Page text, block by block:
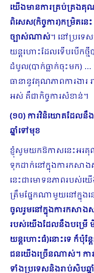
យើងមានការគ្រប់គ្រង
ពិសេស(កិច្ចការ)កម្រិតនេ
ច្បាស់ណាស់។ នៅប្រទេ
យន្តហោះដែលទើបបើកថ្
ដំបូល(បាក់ធ្លាក់ចុះមក) …
ធានានូវគុណភាពការងារ
អស់ គឺជាកិច្ចការសំខាន់។
(១០) ការវិនិយោគដែល
ឆ្នាំទៅមុខ
ខ្ញុំសូមយកឱកាសនេះអរ
ទុកដាក់នៅក្នុងការកសា
នេះជាមោទនភាពរបស់យើ
ត្រឹមផ្នែកណាមួយនៅក្នុងន
ចូលរួមនៅក្នុងការកសាងស
របស់យើងដែលនឹងបម្រើ
យន្តហោះធំ)នោះទេ ក៏ប៉ុន្
ជនយើងច្រើនណាស់។ កា
ទាំងប្រទេសនិងរាប់សិបឆ្